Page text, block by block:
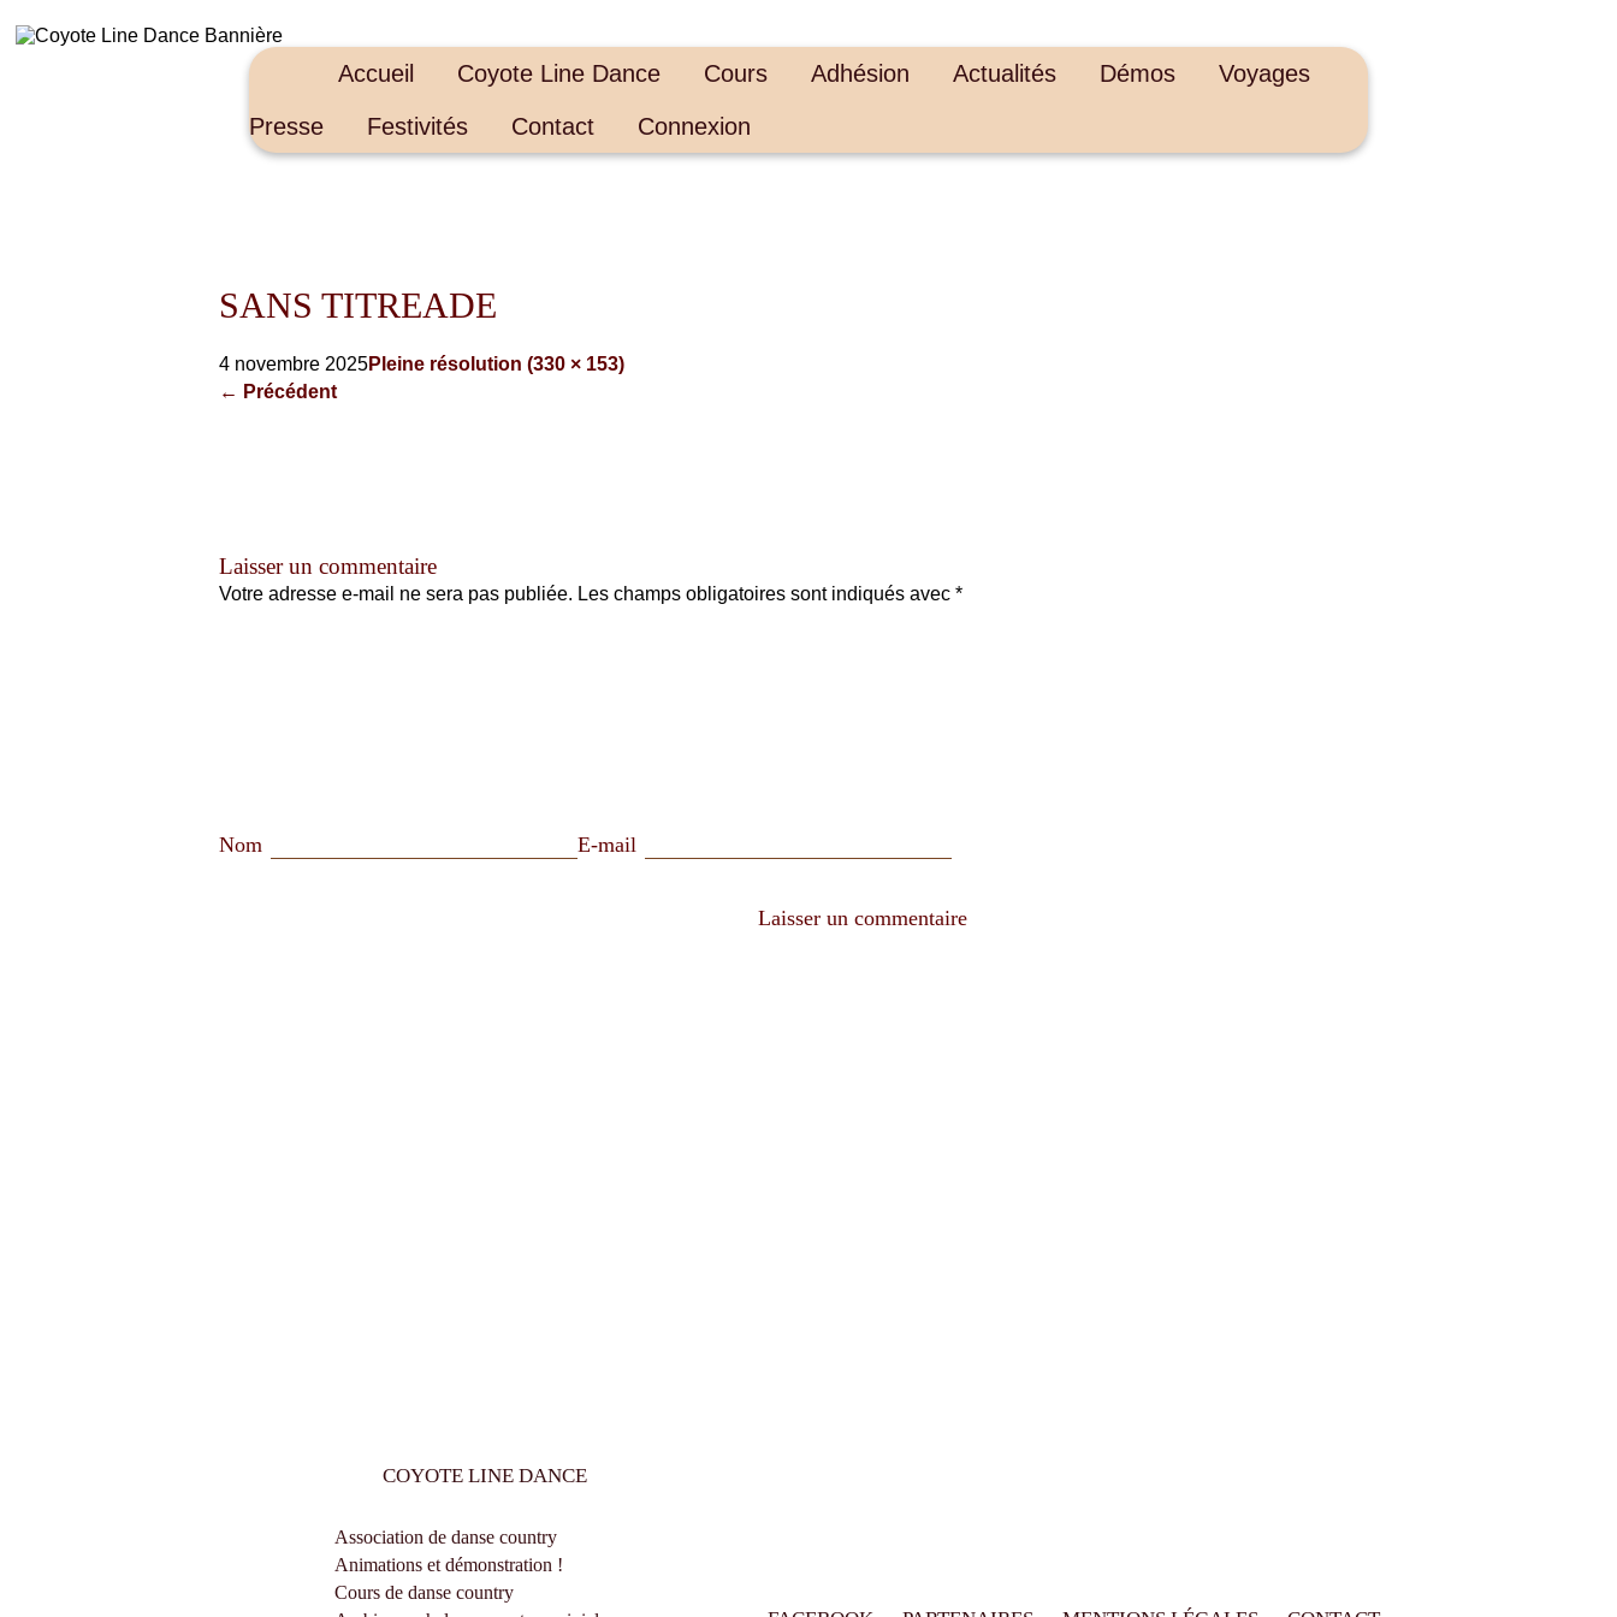
Accueil Coyote Line Dance Cours Adhésion Actualités Démos
Voyages
Presse
Festivités Contact Connexion
SANS TITREADE
4 novembre 2025Pleine résolution (330 × 153)
← Précédent
Laisser un commentaire
Votre adresse e-mail ne sera pas publiée. Les champs obligatoires sont indiqués avec *
Nom E-mail
COYOTE LINE DANCE
Association de danse country
Animations et démonstration !
Cours de danse country